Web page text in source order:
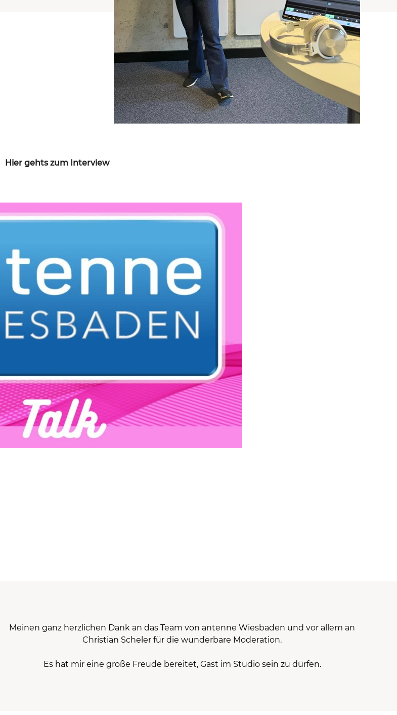
Hier gehts zum Interview
Meinen ganz herzlichen Dank an das Team von antenne Wiesbaden und vor allem an
Christian Scheler für die wunderbare Moderation.
Es hat mir eine große Freude bereitet, Gast im Studio sein zu dürfen.